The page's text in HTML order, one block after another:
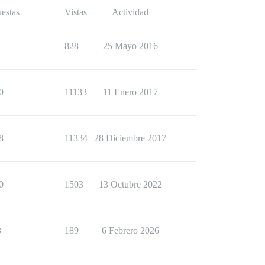
Vistas Actividad
828 25 Mayo 2016
11133 11 Enero 2017
11334 28 Diciembre 2017
1503 13 Octubre 2022
189 6 Febrero 2026